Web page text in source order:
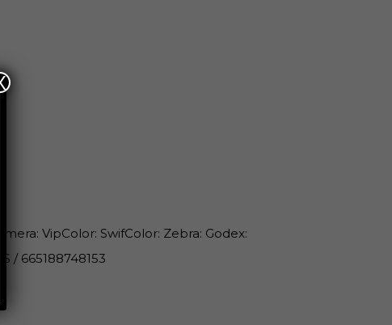
VipColor: SwifColor: Zebra: Godex:
/ 665188748153